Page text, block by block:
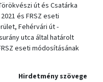
út és Csatárka
és FRSZ eseti
Fehérvári út -
utca által határolt
Hirdetmény szövege